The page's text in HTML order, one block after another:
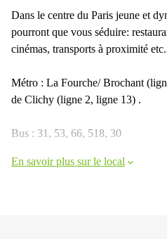
Dans le centre du Paris jeune et
pourront que vous séduire:
cinémas, transports à proximité
Métro : La Fourche/ Brochant
de Clichy (ligne 2, ligne 13) .
Bus : 31, 53, 66, 518, 30
En savoir plus sur le local